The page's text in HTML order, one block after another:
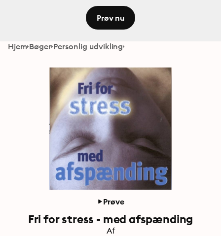
Prøv nu
Hjem Bøger Personlig udvikling
Prøve
Fri for stress - med afspænding
Af